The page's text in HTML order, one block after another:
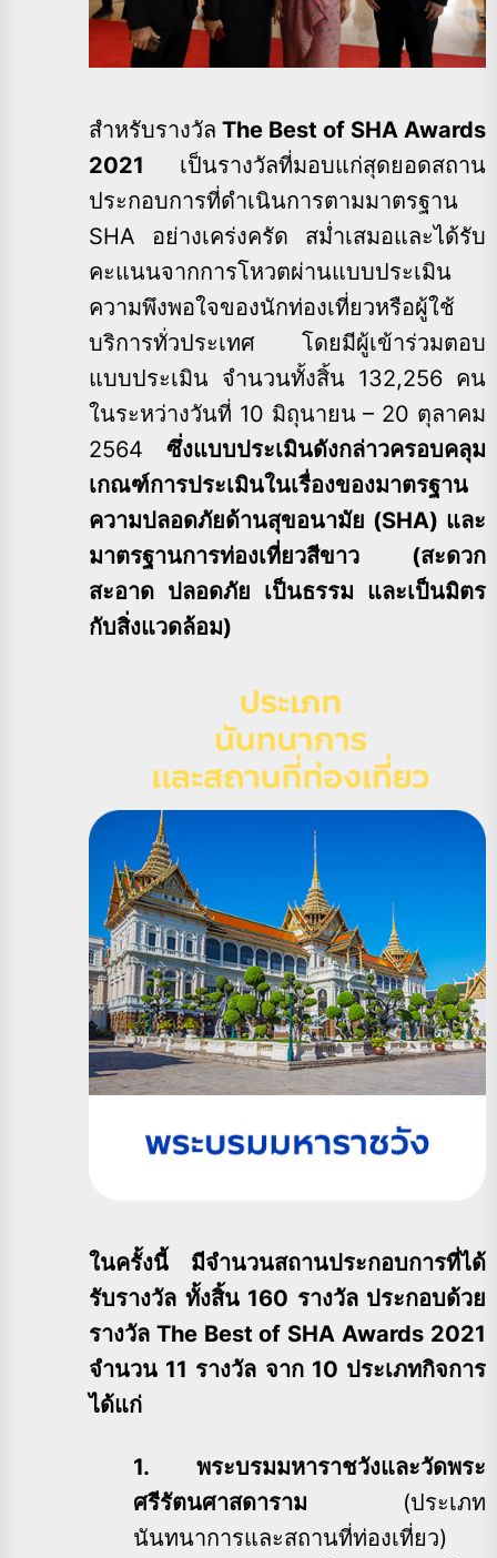
สำหรับรางวัล The Best of SHA Awards
2021 เป็นรางวัลที่มอบแก่สุดยอดสถาน
ประกอบการที่ดำเนินการตามมาตรฐาน
SHA อย่างเคร่งครัด สม่ำเสมอและได้รับ
คะแนนจากการโหวตผ่านแบบประเมิน
ความพึงพอใจของนักท่องเที่ยวหรือผู้ใช้
บริการทั่วประเทศ โดยมีผู้เข้าร่วมตอบ
แบบประเมิน จำนวนทั้งสิ้น 132,256 คน
ในระหว่างวันที่ 10 มิถุนายน – 20 ตุลาคม
2564 ซึ่งแบบประเมินดังกล่าวครอบคลุม
เกณฑ์การประเมินในเรื่องของมาตรฐาน
ความปลอดภัยด้านสุขอนามัย (SHA) และ
มาตรฐานการท่องเที่ยวสีขาว (สะดวก
สะอาด ปลอดภัย เป็นธรรม และเป็นมิตร
กับสิ่งแวดล้อม)
ในครั้งนี้ มีจำนวนสถานประกอบการที่ได้
รับรางวัล ทั้งสิ้น 160 รางวัล ประกอบด้วย
รางวัล The Best of SHA Awards 2021
จำนวน 11 รางวัล จาก 10 ประเภทกิจการ
ได้แก่
1. พระบรมมหาราชวังและวัดพระ
ศรีรัตนศาสดาราม (ประเภท
นันทนาการและสถานที่ท่องเที่ยว)